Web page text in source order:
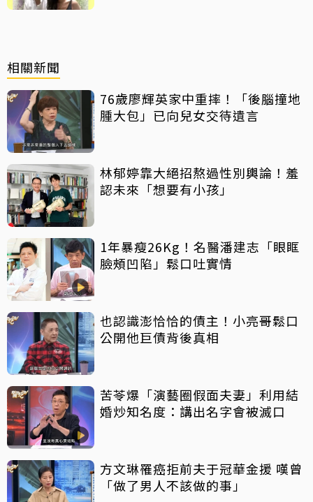
相關新聞
76歲廖輝英家中重摔！「後腦撞地
腫大包」已向兒女交待遺言
林郁婷靠大絕招熬過性別輿論！羞
認未來「想要有小孩」
1年暴瘦26Kg！名醫潘建志「眼眶
臉頰凹陷」鬆口吐實情
也認識澎恰恰的債主！小亮哥鬆口
公開他巨債背後真相
苦苓爆「演藝圈假面夫妻」利用結
婚炒知名度：講出名字會被滅口
方文琳罹癌拒前夫于冠華金援 嘆曾
「做了男人不該做的事」